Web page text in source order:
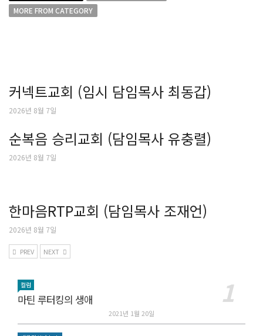
MORE FROM CATEGORY
커넥트교회 (임시 담임목사 최동갑)
2026년 8월 7일
순복음 승리교회 (담임목사 유충렬)
2026년 8월 7일
한마음RTP교회 (담임목사 조재언)
2026년 8월 7일
PREV NEXT
컬럼
마틴 루터킹의 생애
2021년 1월 20일